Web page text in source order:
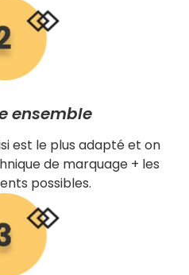
ensemble
est le plus adapté et on
de marquage + les
possibles.